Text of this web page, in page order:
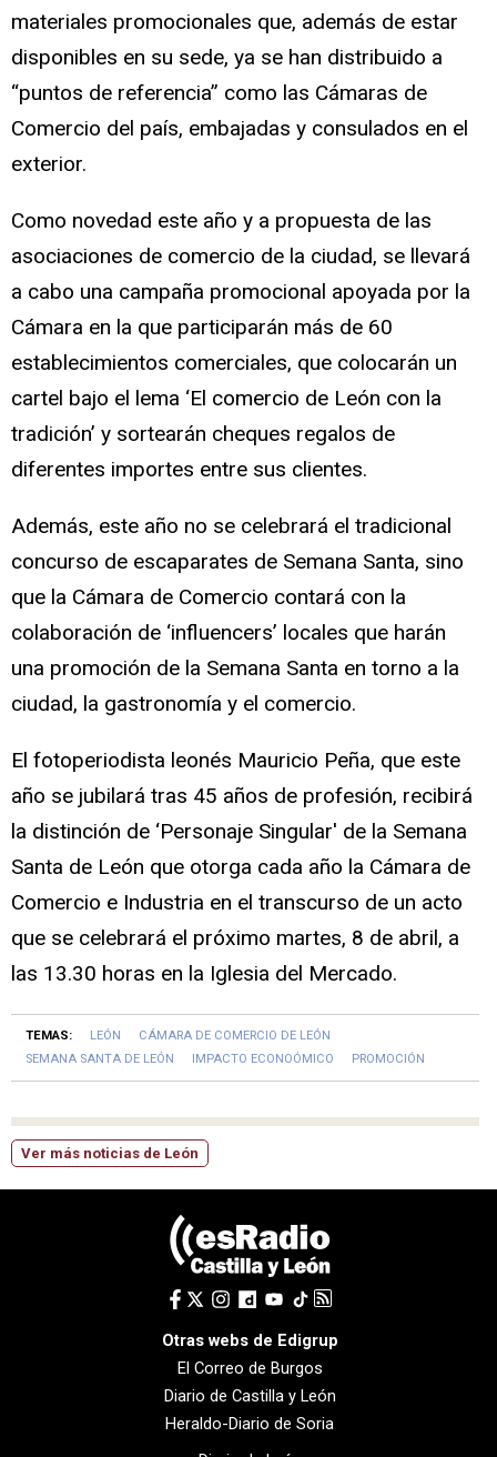
materiales promocionales que, además de estar
disponibles en su sede, ya se han distribuido a
“puntos de referencia” como las Cámaras de
Comercio del país, embajadas y consulados en el
exterior.
Como novedad este año y a propuesta de las
asociaciones de comercio de la ciudad, se llevará
a cabo una campaña promocional apoyada por la
Cámara en la que participarán más de 60
establecimientos comerciales, que colocarán un
cartel bajo el lema ‘El comercio de León con la
tradición’ y sortearán cheques regalos de
diferentes importes entre sus clientes.
Además, este año no se celebrará el tradicional
concurso de escaparates de Semana Santa, sino
que la Cámara de Comercio contará con la
colaboración de ‘influencers’ locales que harán
una promoción de la Semana Santa en torno a la
ciudad, la gastronomía y el comercio.
El fotoperiodista leonés Mauricio Peña, que este
año se jubilará tras 45 años de profesión, recibirá
la distinción de ‘Personaje Singular' de la Semana
Santa de León que otorga cada año la Cámara de
Comercio e Industria en el transcurso de un acto
que se celebrará el próximo martes, 8 de abril, a
las 13.30 horas en la Iglesia del Mercado.
TEMAS: LEÓN
CÁMARA DE COMERCIO DE LEÓN
SEMANA SANTA DE LEÓN
IMPACTO ECONOÓMICO PROMOCIÓN
Ver más noticias de León
Otras webs de Edigrup
El Correo de Burgos
Diario de Castilla y León
Heraldo-Diario de Soria